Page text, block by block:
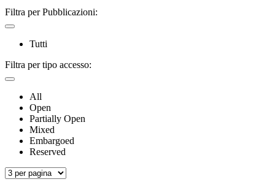
Filtra per Pubblicazioni:
Tutti
Filtra per tipo accesso:
All
Open
Partially Open
Mixed
Embargoed
Reserved